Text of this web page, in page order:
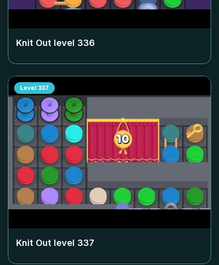
Knit Out level 336
Level 337
Knit Out level 337